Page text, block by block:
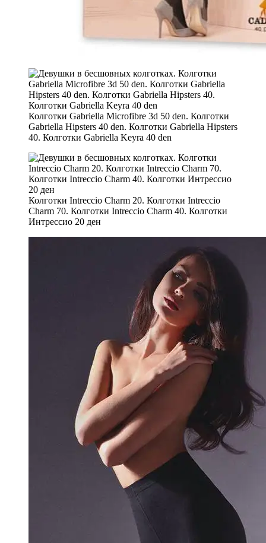
Колготки Gabriella Microfibre 3d 50 den. Колготки
Gabriella Hipsters 40 den. Колготки Gabriella Hipsters
40. Колготки Gabriella Keyra 40 den
Колготки Intreccio Charm 20. Колготки Intreccio
Charm 70. Колготки Intreccio Charm 40. Колготки
Интрессио 20 ден